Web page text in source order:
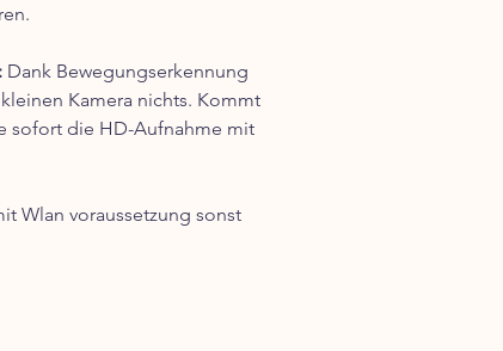
Dank Bewegungserkennung
Kamera nichts. Kommt
sofort die HD-Aufnahme mit
Wlan voraussetzung sonst